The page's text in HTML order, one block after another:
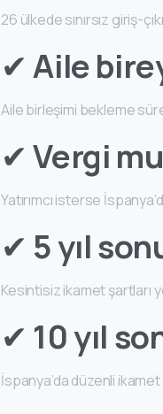
26 ülkede sınırsız giriş-
✔Aile
Aile birleşimi bekleme
✔Vergi
Yatırımcı isterse
✔ 5 yıl
Kesintisiz ikamet şartları
✔ 10 yıl
İspanya’da düzenli